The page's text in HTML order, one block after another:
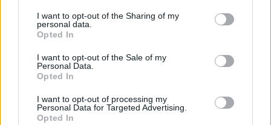
I want to opt-out of the Sharing of my
personal data.
Opted In
I want to opt-out of the Sale of my
Personal Data.
Opted In
I want to opt-out of processing my
Personal Data for Targeted Advertising.
Opted In
Στον προηγούμενο κύκλο το ελάχιστο εισόδημα που
πρέπει να είχε δηλώσει στην εφορία ο υποψήφιος
ανερχόταν στα 10.000 ευρώ. Το ποσό δεν αλλάζει.
Ωστόσο σε αυτό περιλαμβάνεται πλέον και το
πραγματικό ετήσιο εισόδημα 7.000 ευρώ και με τα